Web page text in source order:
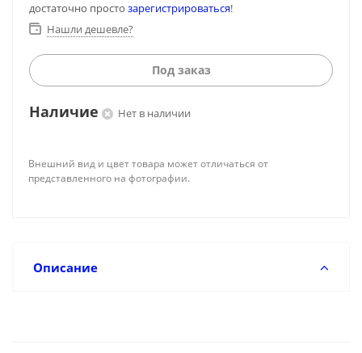
достаточно просто зарегистрироваться!
Нашли дешевле?
Под заказ
Наличие Нет в наличии
Внешний вид и цвет товара может отличаться от
представленного на фотографии.
Описание